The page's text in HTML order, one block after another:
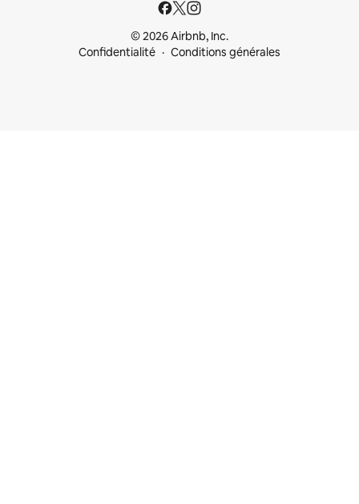
© 2026 Airbnb, Inc.
Confidentialité
Conditions générales